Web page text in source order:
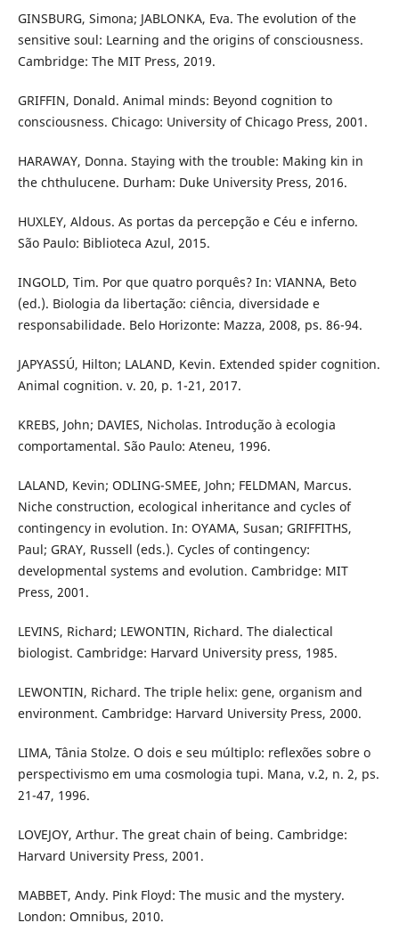
GINSBURG, Simona; JABLONKA, Eva. The evolution of the
sensitive soul: Learning and the origins of consciousness.
Cambridge: The MIT Press, 2019.
GRIFFIN, Donald. Animal minds: Beyond cognition to
consciousness. Chicago: University of Chicago Press, 2001.
HARAWAY, Donna. Staying with the trouble: Making kin in
the chthulucene. Durham: Duke University Press, 2016.
HUXLEY, Aldous. As portas da percepção e Céu e inferno.
São Paulo: Biblioteca Azul, 2015.
INGOLD, Tim. Por que quatro porquês? In: VIANNA, Beto
(ed.). Biologia da libertação: ciência, diversidade e
responsabilidade. Belo Horizonte: Mazza, 2008, ps. 86-94.
JAPYASSÚ, Hilton; LALAND, Kevin. Extended spider cognition.
Animal cognition. v. 20, p. 1-21, 2017.
KREBS, John; DAVIES, Nicholas. Introdução à ecologia
comportamental. São Paulo: Ateneu, 1996.
LALAND, Kevin; ODLING-SMEE, John; FELDMAN, Marcus.
Niche construction, ecological inheritance and cycles of
contingency in evolution. In: OYAMA, Susan; GRIFFITHS,
Paul; GRAY, Russell (eds.). Cycles of contingency:
developmental systems and evolution. Cambridge: MIT
Press, 2001.
LEVINS, Richard; LEWONTIN, Richard. The dialectical
biologist. Cambridge: Harvard University press, 1985.
LEWONTIN, Richard. The triple helix: gene, organism and
environment. Cambridge: Harvard University Press, 2000.
LIMA, Tânia Stolze. O dois e seu múltiplo: reflexões sobre o
perspectivismo em uma cosmologia tupi. Mana, v.2, n. 2, ps.
21-47, 1996.
LOVEJOY, Arthur. The great chain of being. Cambridge:
Harvard University Press, 2001.
MABBET, Andy. Pink Floyd: The music and the mystery.
London: Omnibus, 2010.